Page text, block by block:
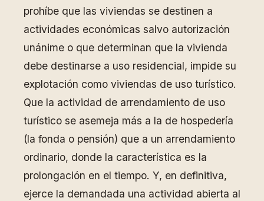
prohíbe que las viviendas se destinen a
actividades económicas salvo autorización
unánime o que determinan que la vivienda
debe destinarse a uso residencial, impide su
explotación como viviendas de uso turístico.
Que la actividad de arrendamiento de uso
turístico se asemeja más a la de hospedería
(la fonda o pensión) que a un arrendamiento
ordinario, donde la característica es la
prolongación en el tiempo. Y, en definitiva,
ejerce la demandada una actividad abierta al